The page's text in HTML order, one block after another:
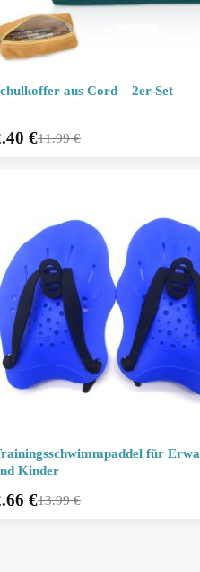
aus Cord – 2er-Set
11.99€
€
für
Kinder
13.99€
€